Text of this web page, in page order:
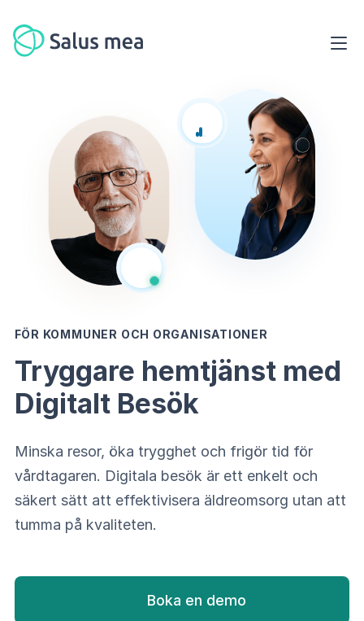
FÖR KOMMUNER OCH ORGANISATIONER
Tryggare hemtjänst med
Digitalt Besök
Minska resor, öka trygghet och frigör tid för
vårdtagaren. Digitala besök är ett enkelt och
säkert sätt att effektivisera äldreomsorg utan att
tumma på kvaliteten.
Boka en demo